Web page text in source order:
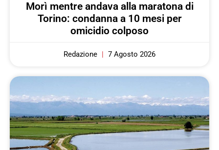
Morì mentre andava alla maratona di
Torino: condanna a 10 mesi per
omicidio colposo
Redazione 7 Agosto 2026